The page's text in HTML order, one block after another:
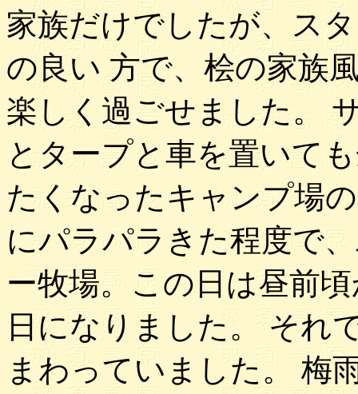
家族だけでしたが、ス
の良い 方で、桧の家族
楽しく過ごせました。
とタープと車を置いて
たくなったキャンプ場
にパラパラきた程度で
ー牧場。この日は昼前
日になりました。 それ
まわっていました。 梅